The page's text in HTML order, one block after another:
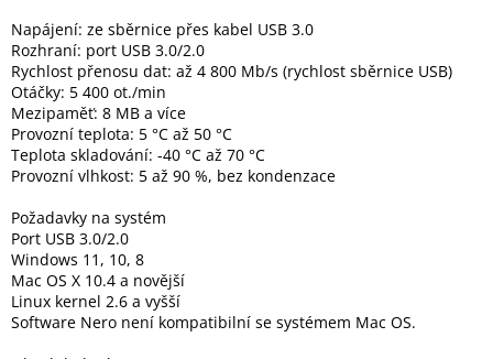
Napájení: ze sběrnice přes kabel USB 3.0
Rozhraní: port USB 3.0/2.0
Rychlost přenosu dat: až 4 800 Mb/s (rychlost sběrnice USB)
Otáčky: 5 400 ot./min
Mezipaměť: 8 MB a více
Provozní teplota: 5 °C až 50 °C
Teplota skladování: -40 °C až 70 °C
Provozní vlhkost: 5 až 90 %, bez kondenzace
Požadavky na systém
Port USB 3.0/2.0
Windows 11, 10, 8
Mac OS X 10.4 a novější
Linux kernel 2.6 a vyšší
Software Nero není kompatibilní se systémem Mac OS.